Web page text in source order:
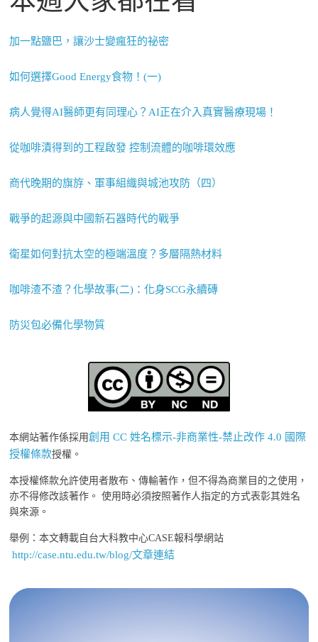
加一點鹽巴，讓沙士變瘋狂的祕密
如何選擇Good Energy食物！(一)
病人覺得AI醫師更有同理心？AI正在介入真實醫療現場！
從咖啡漬得到的工程啟發 控制流體的咖啡環效應
商代晚期的旗斿、軍事組織與城池攻防（四）
戰爭的起源與中國新石器時代的戰爭
衛星如何對抗太空的極端溫度？多層隔熱材料
咖啡渣不渣？化學故事(二)：化身SCG永續磚
防災包必備化學物質
本網站著作係採用創用 CC 姓名標示-非商業性-禁止改作 4.0 國際
授權條款授權。
本授權條款允許使用者散布、傳輸著作，但不得為商業目的之使用，
亦不得修改該著作。 使用時必須按照著作人指定的方式表彰其姓名
與來源。
舉例：本文轉載自台大科教中心CASE報科學網站
http://case.ntu.edu.tw/blog/文章連結